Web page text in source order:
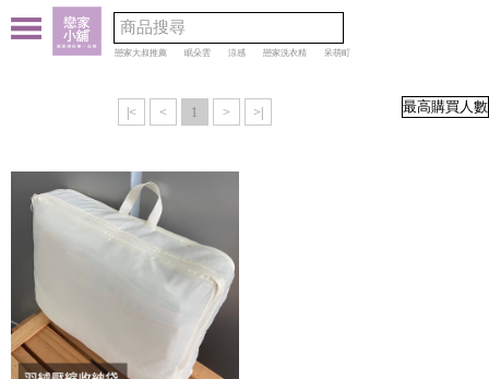
戀家大叔推薦 眠朵雲 涼感 戀家洗衣精 呆萌町
|< < 1 > >|